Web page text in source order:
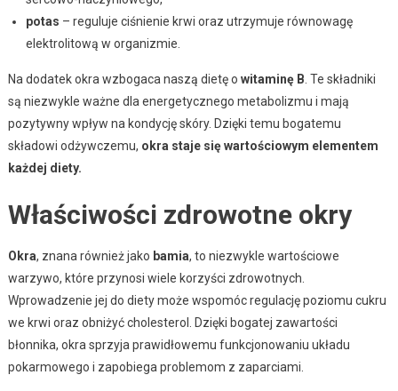
potas – reguluje ciśnienie krwi oraz utrzymuje równowagę
elektrolitową w organizmie.
Na dodatek okra wzbogaca naszą dietę o witaminę B . Te składniki
są niezwykle ważne dla energetycznego metabolizmu i mają
pozytywny wpływ na kondycję skóry. Dzięki temu bogatemu
składowi odżywczemu, okra staje się wartościowym elementem
każdej diety.
Właściwości zdrowotne okry
Okra, znana również jako bamia, to niezwykle wartościowe
warzywo, które przynosi wiele korzyści zdrowotnych.
Wprowadzenie jej do diety może wspomóc regulację poziomu cukru
we krwi oraz obniżyć cholesterol. Dzięki bogatej zawartości
błonnika, okra sprzyja prawidłowemu funkcjonowaniu układu
pokarmowego i zapobiega problemom z zaparciami.